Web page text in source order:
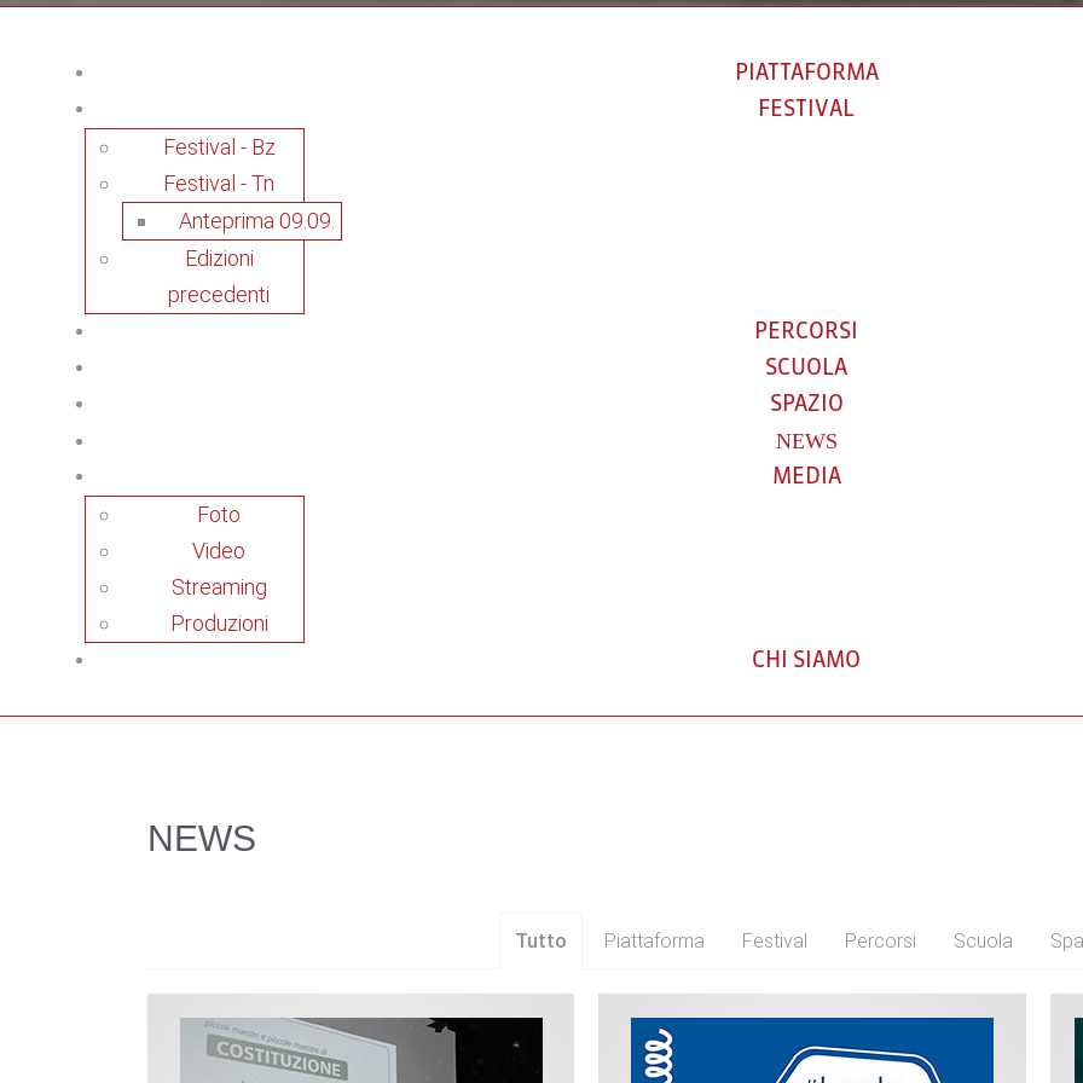
PIATTAFORMA
FESTIVAL
Festival - Bz
Festival - Tn
Anteprima 09.09.
Edizioni
precedenti
PERCORSI
SCUOLA
SPAZIO
NEWS
MEDIA
Foto
Video
Streaming
Produzioni
CHI SIAMO
NEWS
Tutto Piattaforma Festival Percorsi Scuola